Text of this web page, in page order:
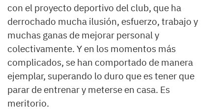
con el proyecto deportivo del club, que ha
derrochado mucha ilusión, esfuerzo, trabajo y
muchas ganas de mejorar personal y
colectivamente. Y en los momentos más
complicados, se han comportado de manera
ejemplar, superando lo duro que es tener que
parar de entrenar y meterse en casa. Es
meritorio.